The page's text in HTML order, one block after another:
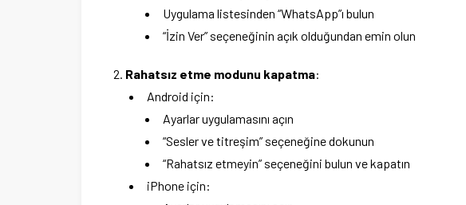
Uygulama listesinden “WhatsApp”ı bulun
“İzin Ver” seçeneğinin açık olduğundan emin olun
Rahatsız etme modunu kapatma:
Android için:
Ayarlar uygulamasını açın
“Sesler ve titreşim” seçeneğine dokunun
“Rahatsız etmeyin” seçeneğini bulun ve kapatın
iPhone için: